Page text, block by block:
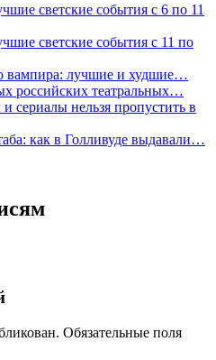
светские события с 6 по 11
светские события с 11 по
вампира: лучшие и худшие…
российских театральных…
сериалы нельзя пропустить в
как в Голливуде выдавали…
Обязательные поля